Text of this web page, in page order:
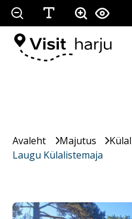
Avaleht Majutus
Laugu Külalistemaja